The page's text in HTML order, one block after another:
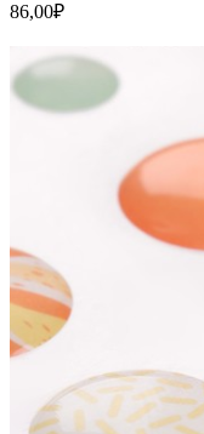
86,00₽